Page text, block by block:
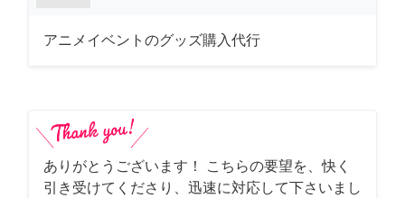
アニメイベントのグッズ購入代行
ありがとうございます！ こちらの要望を、快く
引き受けてくださり、迅速に対応して下さいまし